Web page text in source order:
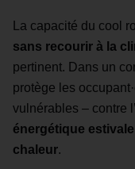
La capacité du cool
sans recourir à la
pertinent. Dans un
protège les
vulnérables – contre l’
énergétique estivale
chaleur.